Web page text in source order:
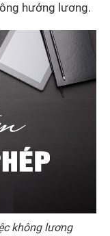
hưởng lương.
không lương